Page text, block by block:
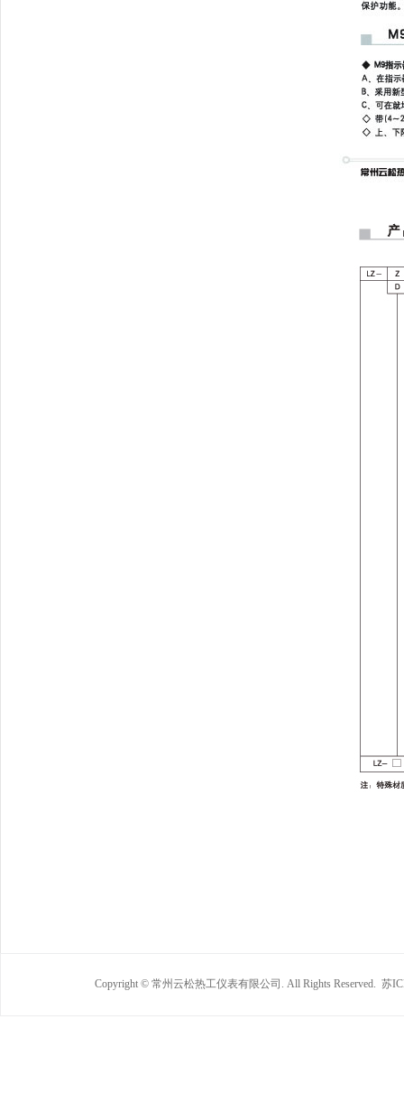
Copyright © 常州云松热工仪表有限公司. All Rights Reserved. 苏